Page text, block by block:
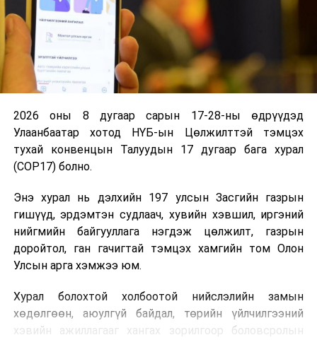
2026 оны 8 дугаар сарын 17-28-ны өдрүүдэд
Улаанбаатар хотод НҮБ-ын Цөлжилттэй тэмцэх
тухай конвенцын Талуудын 17 дугаар бага хурал
(COP17) болно.
Энэ хурал нь дэлхийн 197 улсын Засгийн газрын
гишүүд, эрдэмтэн судлаач, хувийн хэвшил, иргэний
нийгмийн байгууллага нэгдэж цөлжилт, газрын
доройтол, ган гачигтай тэмцэх хамгийн том Олон
Улсын арга хэмжээ юм.
Хурал болохтой холбоотой нийслэлийн замын
хөдөлгөөн, аюулгүй байдал, төрийн үйлчилгээний
хэвийн ажиллагааг хангах зорилгоор боловсролын